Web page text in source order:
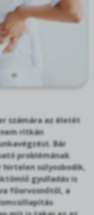
számára az életét
ritkán
Bár
problémának
súlyosbodik,
gyulladás is
főorvosnőtől, a